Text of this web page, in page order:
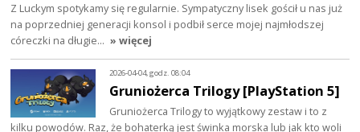
Z Luckym spotykamy się regularnie. Sympatyczny lisek gościł u nas już
na poprzedniej generacji konsol i podbił serce mojej najmłodszej
córeczki na długie… » więcej
2026-04-04, godz. 08:04
Gruniożerca Trilogy [PlayStation 5]
Gruniożerca Trilogy to wyjątkowy zestaw i to z
kilku powodów. Raz, że bohaterką jest świnka morska lub jak kto woli